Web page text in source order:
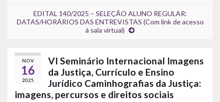
EDITAL 140/2025 – SELEÇÃO ALUNO REGULAR:
DATAS/HORÁRIOS DAS ENTREVISTAS (Com link de acesso
à sala virtual)
NOV
16
2025
VI Seminário Internacional Imagens
da Justiça, Currículo e Ensino
Jurídico Caminhografias da Justiça:
imagens, percursos e direitos sociais